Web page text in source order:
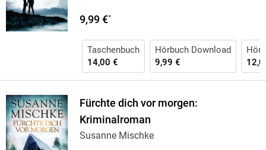
9,99 €*
Taschenbuch
14,00 €
Hörbuch Download
9,99 €
Fürchte dich vor morgen:
Kriminalroman
Susanne Mischke